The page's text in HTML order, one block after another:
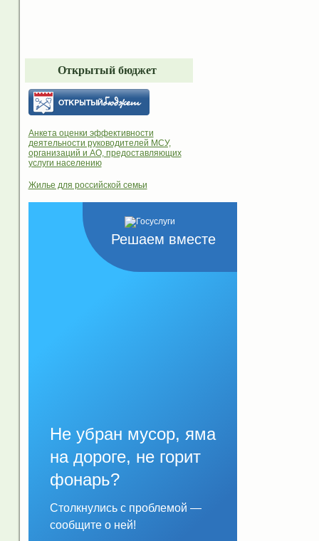
Открытый бюджет
Анкета оценки эффективности
деятельности руководителей МСУ,
организаций и АО, предоставляющих
услуги населению
Жилье для российской семьи
Решаем вместе
Не убран мусор, яма
на дороге, не горит
фонарь?
Столкнулись с проблемой —
сообщите о ней!